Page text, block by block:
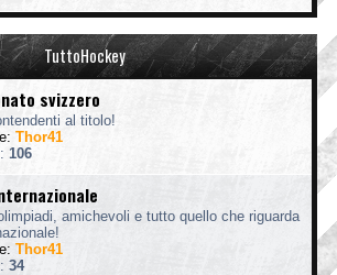
TuttoHockey
svizzero
al titolo!
Thor41
106
amichevoli e tutto quello che riguarda
Thor41
34